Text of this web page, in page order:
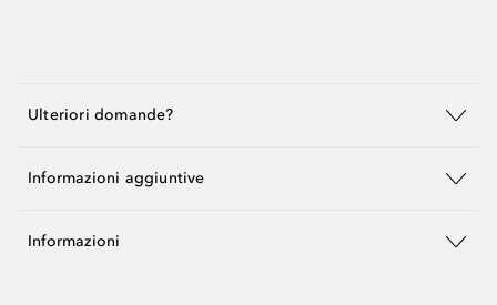
Ulteriori domande?
Informazioni aggiuntive
Informazioni